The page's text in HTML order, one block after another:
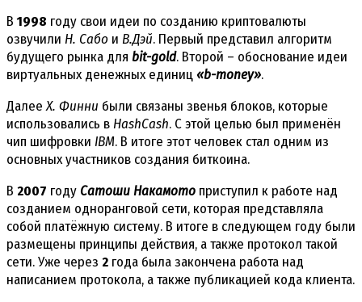
В1998 году свои идеи по созданию криптовалюты
озвучили Н. Сабо и В.Дэй. Первый представил алгоритм
будущего рынка для bit-gold. Второй – обоснование идеи
виртуальных денежных единиц «b-money».
ДалееХ. Финни были связаны звенья блоков, которые
использовались в HashCash. С этой целью был применён
чип шифровки IBM. В итоге этот человек стал одним из
основных участников создания биткоина.
В 2007 году Сатоши Накамото приступил к работе над
созданием одноранговой сети, которая представляла
собой платёжную систему. В итоге в следующем году были
размещены принципы действия, а также протокол такой
сети. Уже через 2 года была закончена работа над
написанием протокола, а также публикацией кода клиента.